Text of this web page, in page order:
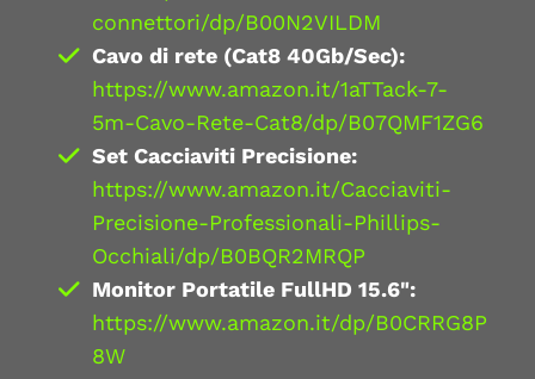
connettori/dp/B00N2VILDM
Cavo di rete (Cat8 40Gb/Sec):
https://www.amazon.it/1aTTack-7-
5m-Cavo-Rete-Cat8/dp/B07QMF1ZG6
Set Cacciaviti Precisione:
https://www.amazon.it/Cacciaviti-
Precisione-Professionali-Phillips-
Occhiali/dp/B0BQR2MRQP
Monitor Portatile FullHD 15.6":
https://www.amazon.it/dp/B0CRRG8P
8W